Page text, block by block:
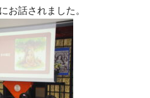
お話されました。